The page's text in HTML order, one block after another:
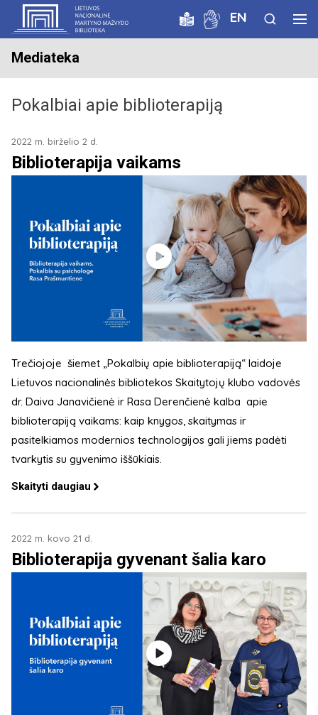
EN
Mediateka
Pokalbiai apie biblioterapiją
2022 m. birželio 2 d.
Biblioterapija vaikams
Trečiojoje šiemet „Pokalbių apie biblioterapiją“ laidoje
Lietuvos nacionalinės bibliotekos Skaitytojų klubo vadovės
dr. Daiva Janavičienė ir Rasa Derenčienė kalba apie
biblioterapiją vaikams: kaip knygos, skaitymas ir
pasitelkiamos modernios technologijos gali jiems padėti
tvarkytis su gyvenimo iššūkiais.
Skaityti daugiau
2022 m. kovo 21 d.
Biblioterapija gyvenant šalia karo